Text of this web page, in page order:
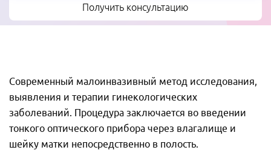
Получить консультацию
Современный малоинвазивный метод исследования,
выявления и терапии гинекологических
заболеваний. Процедура заключается во введении
тонкого оптического прибора через влагалище и
шейку матки непосредственно в полость.